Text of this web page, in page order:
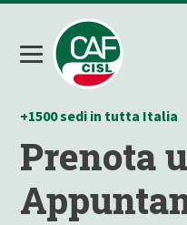
+1500 sedi in tutta Italia
Prenota